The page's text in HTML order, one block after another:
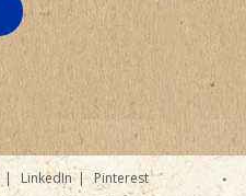
LinkedIn Pinterest